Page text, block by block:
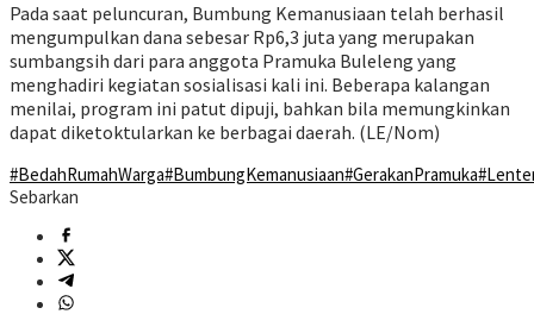
Pada saat peluncuran, Bumbung Kemanusiaan telah berhasil
mengumpulkan dana sebesar Rp6,3 juta yang merupakan
sumbangsih dari para anggota Pramuka Buleleng yang
menghadiri kegiatan sosialisasi kali ini. Beberapa kalangan
menilai, program ini patut dipuji, bahkan bila memungkinkan
dapat diketoktularkan ke berbagai daerah. (LE/Nom)
#BedahRumahWarga#BumbungKemanusiaan#GerakanPramuka
Sebarkan